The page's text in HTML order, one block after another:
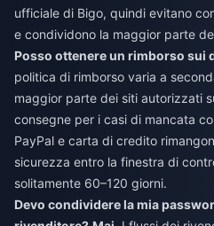
ufficiale di Bigo, quindi evitano
e condividono la maggior parte
Posso ottenere un rimborso sui
politica di rimborso varia a
maggior parte dei siti autorizzati
consegne per i casi di mancata
PayPal e carta di credito
sicurezza entro la finestra di
solitamente 60–120 giorni.
Devo condividere la mia